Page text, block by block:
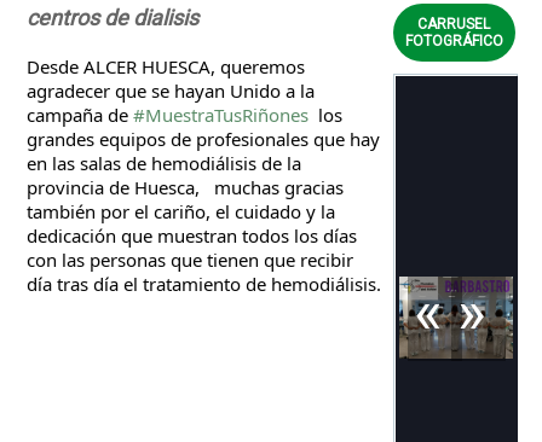
centros de dialisis
Desde ALCER HUESCA, queremos
agradecer que se hayan Unido a la
campaña de #MuestraTusRiñones
  los
grandes equipos de profesionales que hay
en las salas de hemodiálisis de la
provincia de Huesca,   muchas gracias
también por el cariño, el cuidado y la
dedicación que muestran todos los días
con las personas que tienen que recibir
día tras día el tratamiento de hemodiálisis.
CARRUSEL
FOTOGRÁFICO
« »